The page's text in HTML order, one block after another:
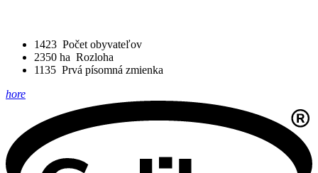
1423 Počet obyvateľov
2350 ha Rozloha
1135 Prvá písomná zmienka
hore